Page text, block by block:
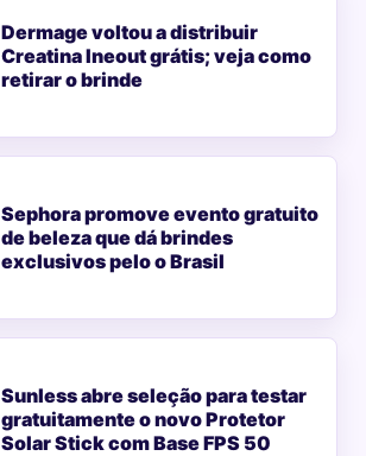
Dermage voltou a distribuir
Creatina Ineout grátis; veja como
retirar o brinde
Sephora promove evento gratuito
de beleza que dá brindes
exclusivos pelo o Brasil
Sunless abre seleção para testar
gratuitamente o novo Protetor
Solar Stick com Base FPS 50